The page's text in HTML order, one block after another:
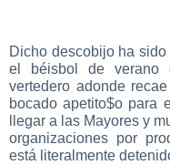
Dicho descobijo ha
el béisbol de verano
vertedero adonde
bocado apetito$o para
llegar a las Mayores y
organizaciones por
está literalmente